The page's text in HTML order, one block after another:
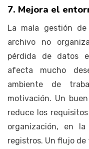
7. Mejora el
La mala gestión
archivo no
pérdida de datos
afecta mucho
ambiente de
motivación. Un
reduce los
organización, en
registros. Un flujo